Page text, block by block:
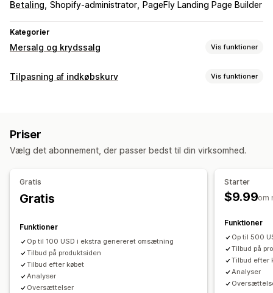
Betaling Shopify-administrator PageFly Landing Page Builder
Kategorier
Mersalg og krydssalg Vis funktioner
Tilpasning
Tilbud og anbefalinger
Produktanbefalinger
Anbefalinger med kunstig intelligens
Prioriteret behandling
Ydeevne af tragt
Tilpasning af indkøbskurv Vis funktioner
Dynamisk på mobil
Automatiske rabatter
Priser
Vælg det abonnement, der passer bedst til din virksomhed.
Gratis
Gratis
Funktioner
Op til 100 USD i ekstra genereret omsætning
Tilbud på produktsiden
Tilbud efter købet
Analyser​
Oversættelser
Starter
$9.99om
Funktioner
Op til 500
Tilbud på
Tilbud efter
Analyser​